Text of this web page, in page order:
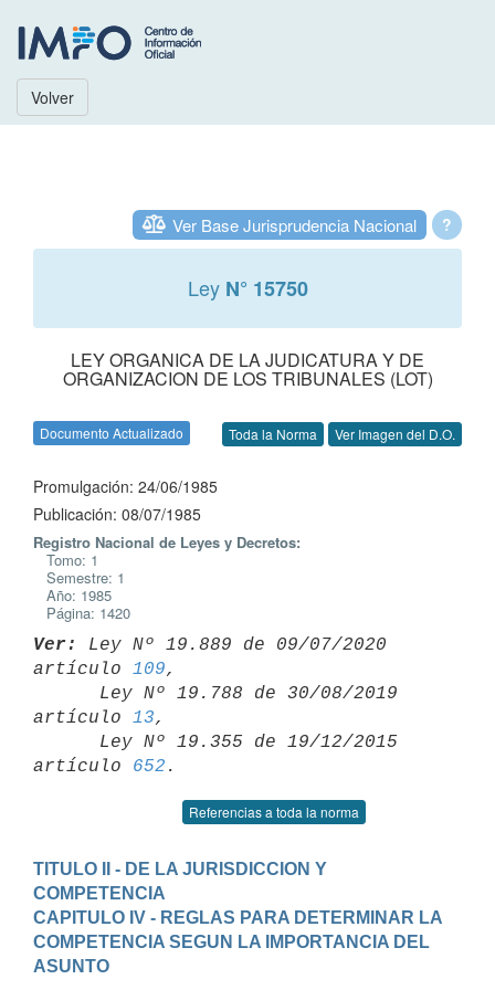
Volver
?
Ver Base Jurisprudencia Nacional
Ley N° 15750
LEY ORGANICA DE LA JUDICATURA Y DE
ORGANIZACION DE LOS TRIBUNALES (LOT)
Documento Actualizado Toda la Norma Ver Imagen del D.O.
Promulgación: 24/06/1985
Publicación: 08/07/1985
Registro Nacional de Leyes y Decretos:
Tomo: 1
Semestre: 1
Año: 1985
Página: 1420
Ver:
Ley Nº 19.889 de 09/07/2020
artículo 109,
artículo 13,
artículo 652
Referencias a toda la norma
TITULO II - DE LA JURISDICCION Y
COMPETENCIA
CAPITULO IV - REGLAS PARA DETERMINAR LA
COMPETENCIA SEGUN LA IMPORTANCIA DEL
ASUNTO